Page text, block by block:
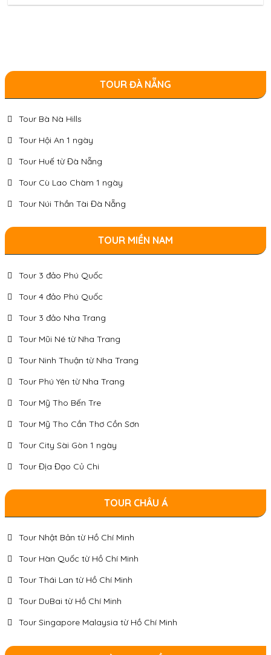
TOUR ĐÀ NẴNG
Tour Bà Nà Hills
Tour Hội An 1 ngày
Tour Huế từ Đà Nẵng
Tour Cù Lao Chàm 1 ngày
Tour Núi Thần Tài Đà Nẵng
TOUR MIỀN NAM
Tour 3 đảo Phú Quốc
Tour 4 đảo Phú Quốc
Tour 3 đảo Nha Trang
Tour Mũi Né từ Nha Trang
Tour Ninh Thuận từ Nha Trang
Tour Phú Yên từ Nha Trang
Tour Mỹ Tho Bến Tre
Tour Mỹ Tho Cần Thơ Cồn Sơn
Tour City Sài Gòn 1 ngày
Tour Địa Đạo Củ Chi
TOUR CHÂU Á
Tour Nhật Bản từ Hồ Chí Minh
Tour Hàn Quốc từ Hồ Chí Minh
Tour Thái Lan từ Hồ Chí Minh
Tour DuBai từ Hồ Chí Minh
Tour Singapore Malaysia từ Hồ Chí Minh